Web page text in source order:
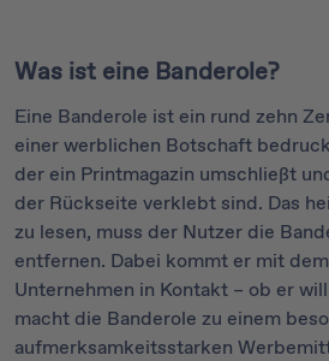
Was ist eine Banderole?
Eine Banderole ist ein rund zehn
einer werblichen Botschaft
der ein Printmagazin umschließt
der Rückseite verklebt sind. Das
zu lesen, muss der Nutzer die
entfernen. Dabei kommt er mit
Unternehmen in Kontakt – ob er
macht die Banderole zu einem
aufmerksamkeitsstarken